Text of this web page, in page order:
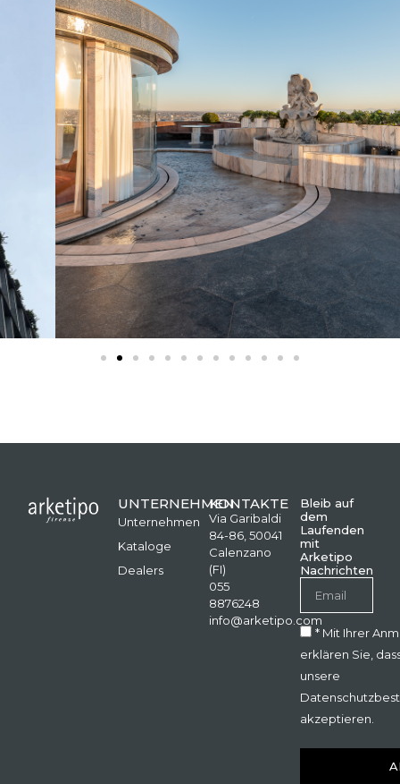
UNTERNEHMEN
Unternehmen
Kataloge
Dealers
KONTAKTE
Via Garibaldi
84-86, 50041
Calenzano
(FI)
055
8876248
info@arketipo.com
Bleib auf
dem
Laufenden
mit
Arketipo
Nachrichten
* Mit Ihrer
erklären Sie,
unsere
akzeptieren.